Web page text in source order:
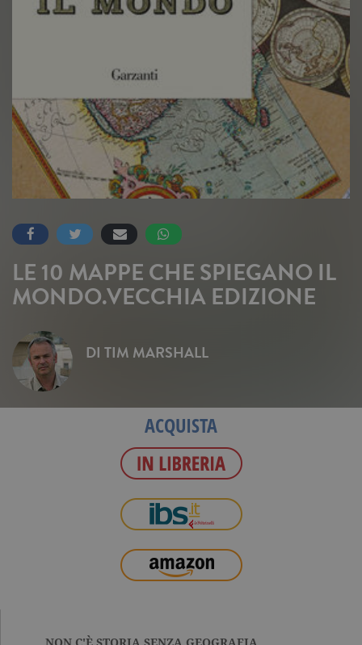
LE 10 MAPPE CHE SPIEGANO IL
MONDO.VECCHIA EDIZIONE
DI TIM MARSHALL
ACQUISTA
NON C'È STORIA SENZA GEOGRAFIA